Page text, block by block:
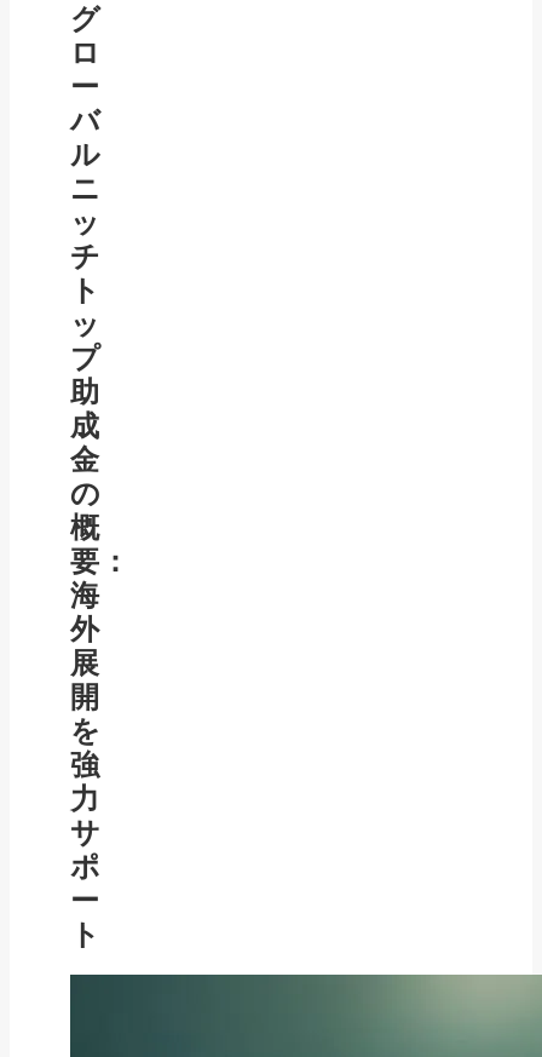
グ
ロ
ー
バ
ル
ニ
ッ
チ
ト
ッ
プ
助
成
金
の
概
要：
海
外
展
開
を
強
力
サ
ポ
ー
ト